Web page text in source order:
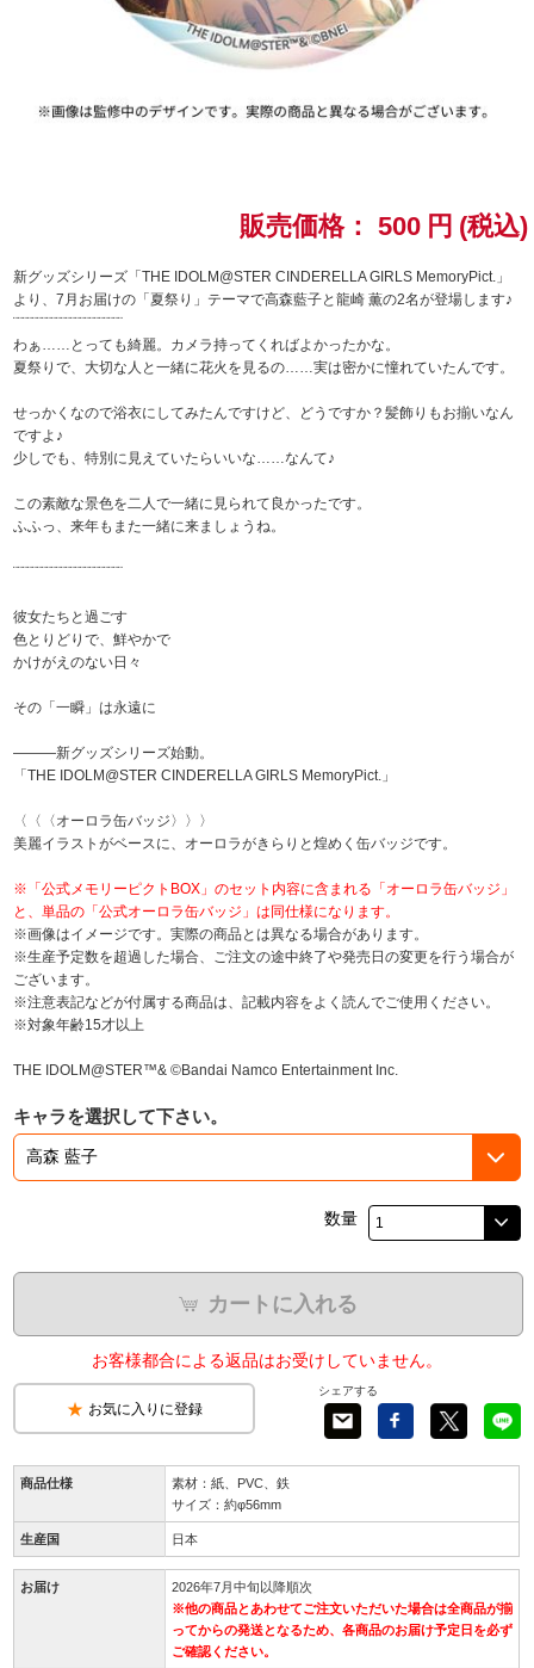
ナムコクラシック
ラブライブ！
ラブライブ！サンシャイン‼
ラブライブ！虹ヶ咲学園スクールアイドル同好会
アイドリッシュセブン
販売価格： 500 円 (税込)
新グッズシリーズ「THE IDOLM@STER CINDERELLA GIRLS MemoryPict.」
より、7月お届けの「夏祭り」テーマで高森藍子と龍崎 薫の2名が登場します♪
¨¨¨¨¨¨¨¨¨¨¨¨¨¨¨¨¨¨¨¨¨¨¨
わぁ……とっても綺麗。カメラ持ってくればよかったかな。
夏祭りで、大切な人と一緒に花火を見るの……実は密かに憧れていたんです。
せっかくなので浴衣にしてみたんですけど、どうですか？髪飾りもお揃いなん
ですよ♪
少しでも、特別に見えていたらいいな……なんて♪
この素敵な景色を二人で一緒に見られて良かったです。
ふふっ、来年もまた一緒に来ましょうね。
¨¨¨¨¨¨¨¨¨¨¨¨¨¨¨¨¨¨¨¨¨¨¨
彼女たちと過ごす
色とりどりで、鮮やかで
かけがえのない日々
その「一瞬」は永遠に
―――新グッズシリーズ始動。
「THE IDOLM@STER CINDERELLA GIRLS MemoryPict.」
〈〈〈オーロラ缶バッジ〉〉〉
美麗イラストがベースに、オーロラがきらりと煌めく缶バッジです。
※「公式メモリーピクトBOX」のセット内容に含まれる「オーロラ缶バッジ」
と、単品の「公式オーロラ缶バッジ」は同仕様になります。
※画像はイメージです。実際の商品とは異なる場合があります。
※生産予定数を超過した場合、ご注文の途中終了や発売日の変更を行う場合が
ございます。
※注意表記などが付属する商品は、記載内容をよく読んでご使用ください。
※対象年齢15才以上
THE IDOLM@STER™& ©Bandai Namco Entertainment Inc.
キャラを選択して下さい。
数量
カートに入れる
お客様都合による返品はお受けしていません。
お気に入りに登録
シェアする
商品仕様
素材：紙、PVC、鉄
サイズ：約φ56mm
生産国 日本
お届け
2026年7月中旬以降順次
※他の商品とあわせてご注文いただいた場合は全商品が揃
ってからの発送となるため、各商品のお届け予定日を必ず
ご確認ください。